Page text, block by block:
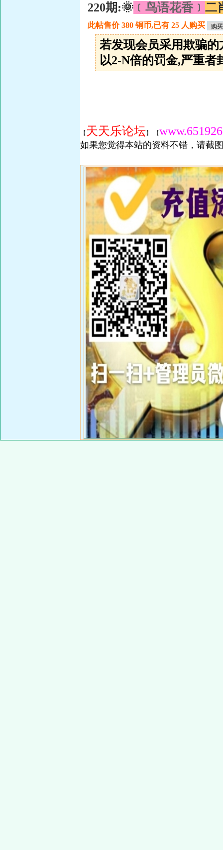
220期:🌞 ﹝鸟语花香﹞ 二
此帖售价 380 铜币,已有 25 人购买
若发现会员采用欺骗
以2-N倍的罚金,严重者
【 天天乐论坛】 【
如果您觉得本站的资料不错，请截